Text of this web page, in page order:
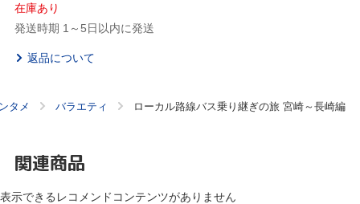
在庫あり
発送時期 1～5日以内に発送
返品について
タメ バラエティ ローカル路線バス乗り継ぎの旅 宮崎～長崎編
関連商品
表示できるレコメンドコンテンツがありません